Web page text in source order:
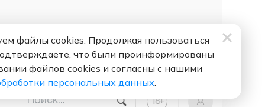
18+
файлы cookies. Продолжая пользоваться
что были проинформированы
файлов cookies и согласны с нашими
персональных данных.